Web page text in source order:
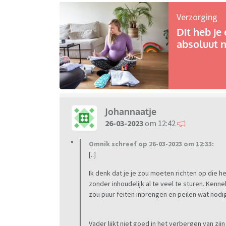
Verzorging
Dit heb je
absoluut
Johannaatje
26-03-2023om 12:42
Omnik schreef op 26-03-2023 om 12:33:
[..]
Ik denk dat je je zou moeten richten op die
zonder inhoudelijk al te veel te sturen.
zou puur feiten inbrengen en peilen wat
Vader lijkt niet goed in het verbergen van